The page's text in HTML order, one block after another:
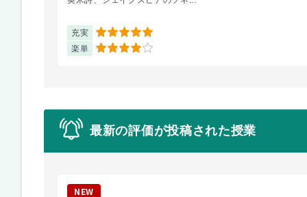
充実 5
楽単 4
最新の評価が投稿された授業
NEW